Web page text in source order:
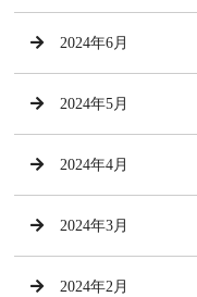
2024年6月
2024年5月
2024年4月
2024年3月
2024年2月